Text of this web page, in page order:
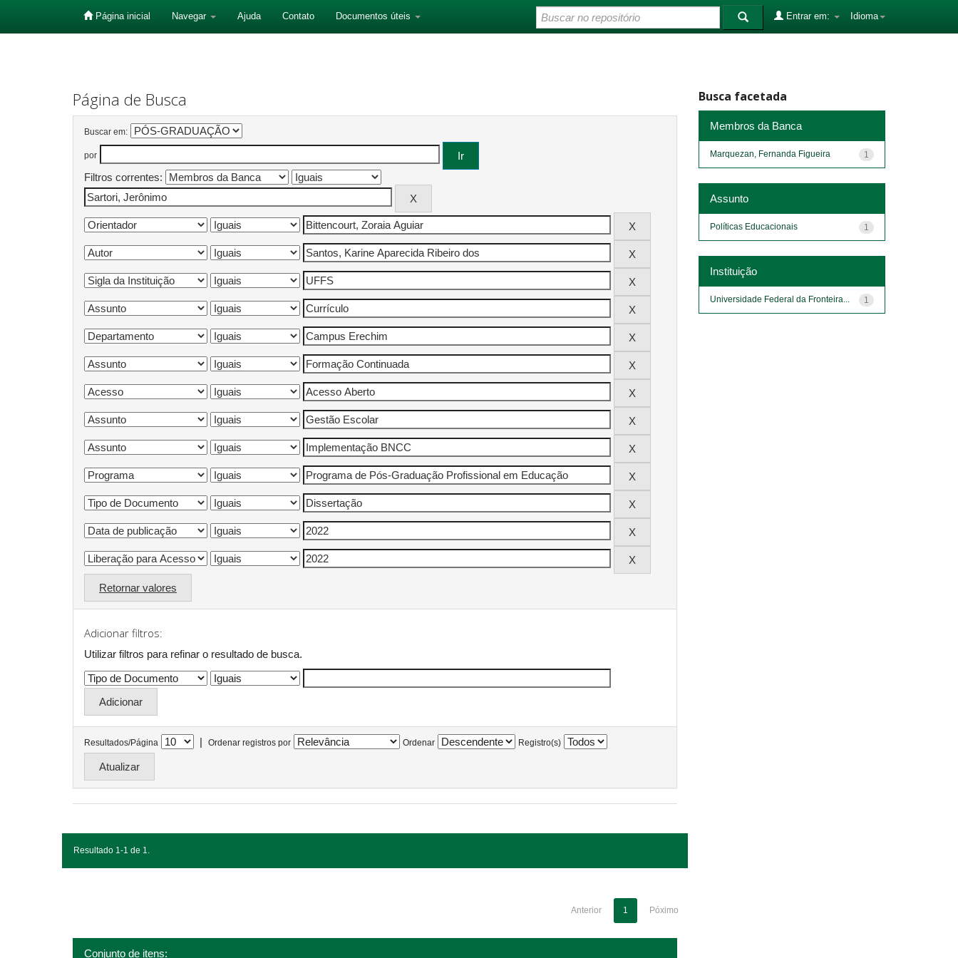
Página inicial Navegar Ajuda Contato Documentos úteis Idioma
Entrar em:
Página de Busca
Buscar em:
por
Filtros correntes:
Retornar valores
Adicionar filtros:
Utilizar filtros para refinar o resultado de busca.
Resultados/Página | Ordenar registros por Ordenar Registro(s)
Resultado 1-1 de 1.
Anterior 1 Póximo
Conjunto de itens:
Busca facetada
Membros da Banca
1
Marquezan, Fernanda Figueira
Assunto
1
Políticas Educacionais
Instituição
1
Universidade Federal da Fronteira...